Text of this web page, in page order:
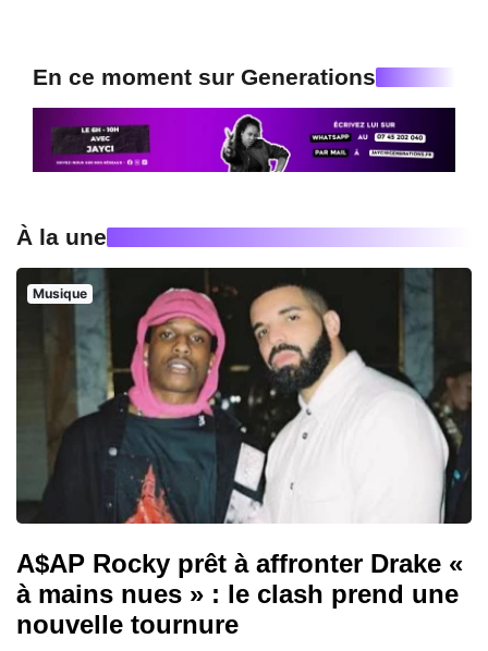
En ce moment sur Generations
À la une
Musique
A$AP Rocky prêt à affronter Drake «
à mains nues » : le clash prend une
nouvelle tournure